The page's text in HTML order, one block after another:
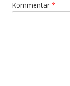
Kommentar *